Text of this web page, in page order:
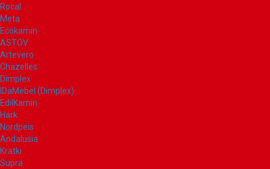
Rocal
Meta
Ecokamin
ASTOV
Artevero
Chazelles
Dimplex
IDaMebel (Dimplex)
EdilKamin
Hark
Nordpeis
Andalusia
Kratki
Supra